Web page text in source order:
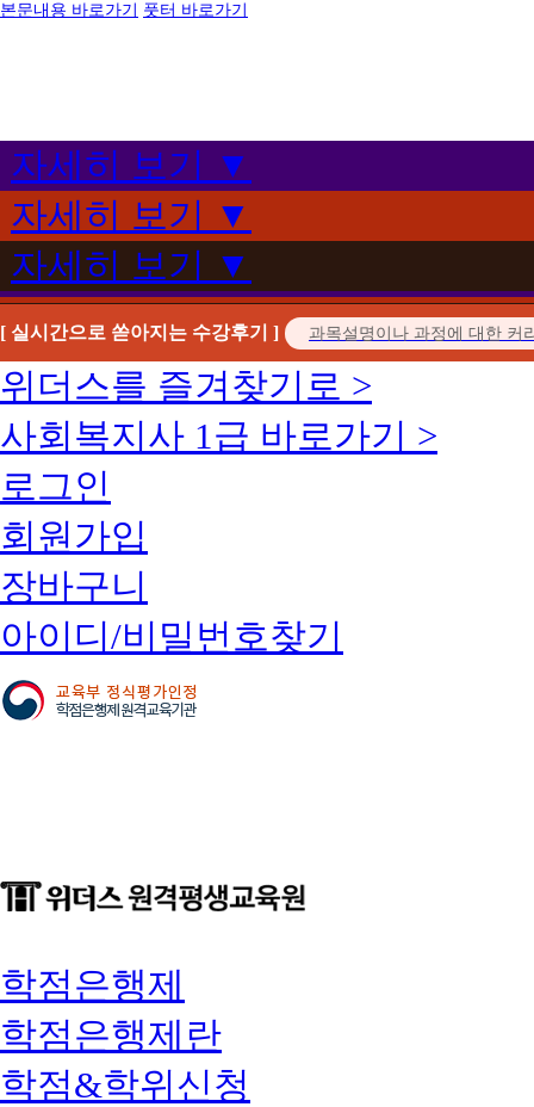
본문내용 바로가기 풋터 바로가기
자세히 보기 ▼
자세히 보기 ▼
자세히 보기 ▼
[ 실시간으로 쏟아지는 수강후기 ]
위더스를 즐겨찾기로 >
사회복지사 1급 바로가기 >
로그인
회원가입
장바구니
아이디/비밀번호찾기
학점은행제
학점은행제란
학점&학위신청